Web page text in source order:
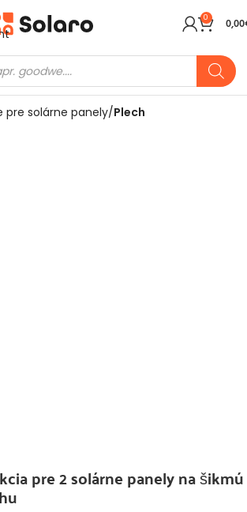
0 0,00
pre solárne panely Plech
pre 2 solárne panely na šikmú